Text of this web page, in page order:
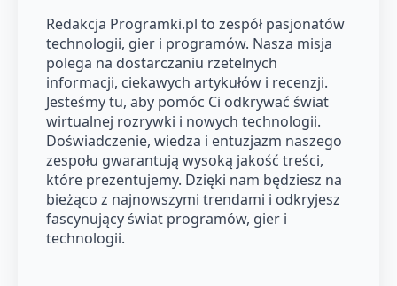
Redakcja Programki.pl to zespół pasjonatów
technologii, gier i programów. Nasza misja
polega na dostarczaniu rzetelnych
informacji, ciekawych artykułów i recenzji.
Jesteśmy tu, aby pomóc Ci odkrywać świat
wirtualnej rozrywki i nowych technologii.
Doświadczenie, wiedza i entuzjazm naszego
zespołu gwarantują wysoką jakość treści,
które prezentujemy. Dzięki nam będziesz na
bieżąco z najnowszymi trendami i odkryjesz
fascynujący świat programów, gier i
technologii.